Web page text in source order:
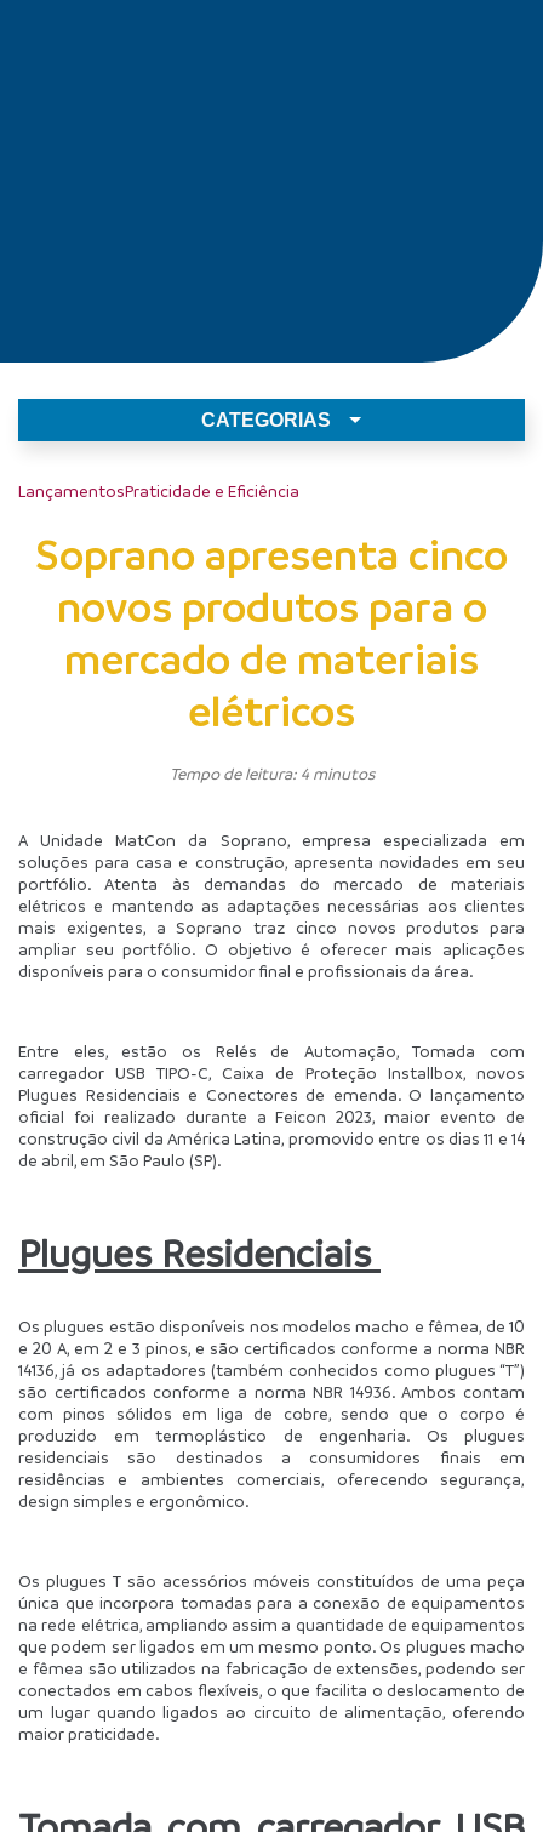
LançamentosPraticidade e Eficiência
Soprano apresenta cinco
novos produtos para o
mercado de materiais
elétricos
Tempo de leitura: 4 minutos
A Unidade MatCon da Soprano, empresa especializada em
soluções para casa e construção, apresenta novidades em seu
portfólio. Atenta às demandas do mercado de materiais
elétricos e mantendo as adaptações necessárias aos clientes
mais exigentes, a Soprano traz cinco novos produtos para
ampliar seu portfólio. O objetivo é oferecer mais aplicações
disponíveis para o consumidor final e profissionais da área.
Entre eles, estão os Relés de Automação, Tomada com
carregador USB TIPO-C, Caixa de Proteção Installbox, novos
Plugues Residenciais e Conectores de emenda. O lançamento
oficial foi realizado durante a Feicon 2023, maior evento de
construção civil da América Latina, promovido entre os dias 11 e 14
de abril, em São Paulo (SP).
Plugues Residenciais
Os plugues estão disponíveis nos modelos macho e fêmea, de 10
e 20 A, em 2 e 3 pinos, e são certificados conforme a norma NBR
14136, já os adaptadores (também conhecidos como plugues “T”)
são certificados conforme a norma NBR 14936. Ambos contam
com pinos sólidos em liga de cobre, sendo que o corpo é
produzido em termoplástico de engenharia. Os plugues
residenciais são destinados a consumidores finais em
residências e ambientes comerciais, oferecendo segurança,
design simples e ergonômico.
Os plugues T são acessórios móveis constituídos de uma peça
única que incorpora tomadas para a conexão de equipamentos
na rede elétrica, ampliando assim a quantidade de equipamentos
que podem ser ligados em um mesmo ponto. Os plugues macho
e fêmea são utilizados na fabricação de extensões, podendo ser
conectados em cabos flexíveis, o que facilita o deslocamento de
um lugar quando ligados ao circuito de alimentação, oferendo
maior praticidade.
CATEGORIAS